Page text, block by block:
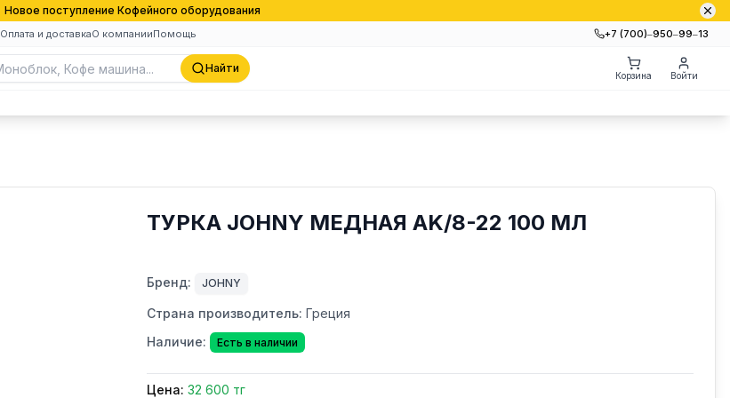
Новое поступление Кофейного оборудования
Оплата и доставкаО компанииПомощь +7 (700)‒950‒99‒13
Найти
Корзина Войти
ТУРКА JOHNY МЕДНАЯ AK/8-22 100 МЛ
Бренд: JOHNY
Страна производитель: Греция
Наличие:
Есть в наличии
Цена: 32 600 тг